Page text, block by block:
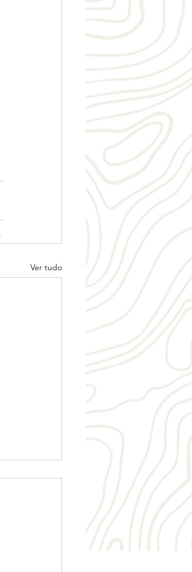
Ver tudo